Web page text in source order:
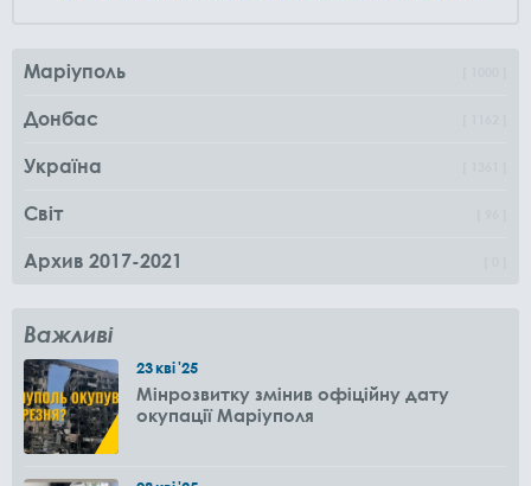
Маріуполь
Донбас
Україна
Світ
Архив 2017-2021
Важливі
23кві'25
Мінрозвитку змінив офіційну дату
окупації Маріуполя